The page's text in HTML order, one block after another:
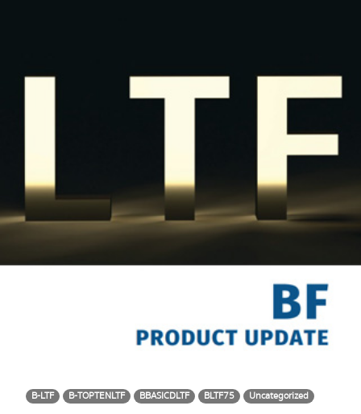
B-LTF B-TOPTENLTF BBASICDLTF BLTF75 Uncategorized